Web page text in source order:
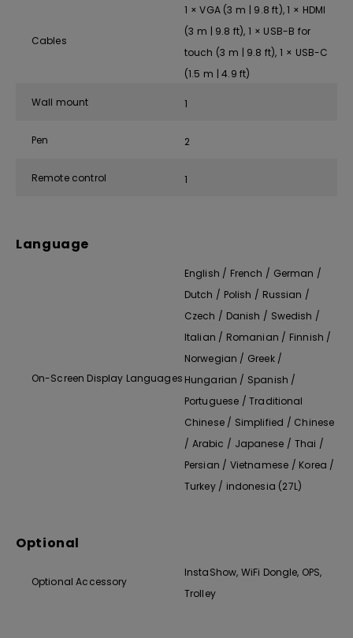
Cables
1 × VGA (3 m | 9.8 ft), 1 × HDMI
(3 m | 9.8 ft), 1 × USB-B for
touch (3 m | 9.8 ft), 1 × USB-C
(1.5 m | 4.9 ft)
Wall mount 1
Pen 2
Remote control 1
Language
On-Screen Display Languages
English / French / German /
Dutch / Polish / Russian /
Czech / Danish / Swedish /
Italian / Romanian / Finnish /
Norwegian / Greek /
Hungarian / Spanish /
Portuguese / Traditional
Chinese / Simplified / Chinese
/ Arabic / Japanese / Thai /
Persian / Vietnamese / Korea /
Turkey / indonesia (27L)
Optional
Optional Accessory
InstaShow, WiFi Dongle, OPS,
Trolley